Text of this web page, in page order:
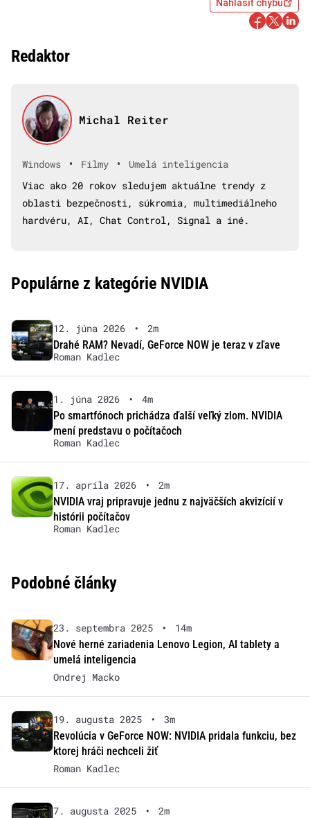
Nahlásiť chybu
Redaktor
Michal Reiter
Windows • Filmy •
Umelá inteligencia
Viac ako 20 rokov sledujem aktuálne trendy z
oblasti bezpečnosti, súkromia, multimediálneho
hardvéru, AI, Chat Control, Signal a iné.
Populárne z kategórie NVIDIA
12. júna 2026 •
2m
Drahé RAM? Nevadí, GeForce NOW je teraz v zľave
Roman Kadlec
1. júna 2026 •
4m
Po smartfónoch prichádza ďalší veľký zlom. NVIDIA
mení predstavu o počítačoch
Roman Kadlec
17. apríla 2026 •
2m
NVIDIA vraj pripravuje jednu z najväčších akvizícií v
histórii počítačov
Roman Kadlec
Podobné články
23. septembra 2025 •
14m
Nové herné zariadenia Lenovo Legion, AI tablety a
umelá inteligencia
Ondrej Macko
19. augusta 2025 •
3m
Revolúcia v GeForce NOW: NVIDIA pridala funkciu, bez
ktorej hráči nechceli žiť
Roman Kadlec
7. augusta 2025 •
2m